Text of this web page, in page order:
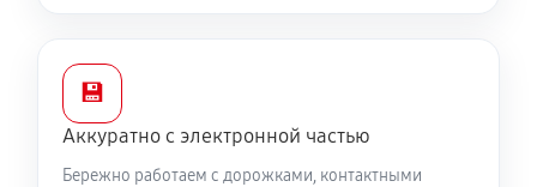
💾
Аккуратно с электронной частью
Бережно работаем с дорожками, контактными